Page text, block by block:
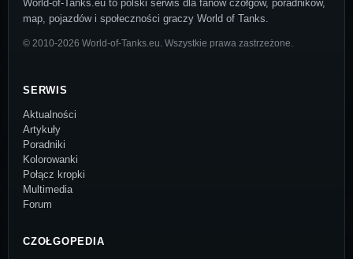
World-of-Tanks.eu to polski serwis dla fanów czołgów, poradników,
map, pojazdów i społeczności graczy World of Tanks.
© 2010-2026 World-of-Tanks.eu. Wszystkie prawa zastrzeżone.
SERWIS
Aktualności
Artykuły
Poradniki
Kolorowanki
Połącz kropki
Multimedia
Forum
CZOŁGOPEDIA